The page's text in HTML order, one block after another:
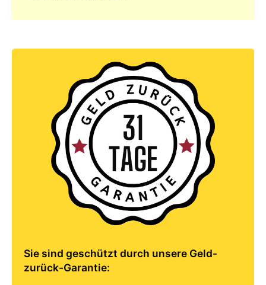
Sie sind geschützt durch unsere Geld-
zurück-Garantie: